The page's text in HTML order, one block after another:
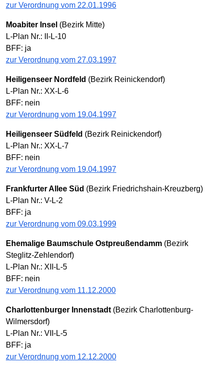
zur Verordnung vom 22.01.1996
Moabiter Insel (Bezirk Mitte)
L-Plan Nr.: II-L-10
BFF: ja
zur Verordnung vom 27.03.1997
Heiligenseer Nordfeld (Bezirk Reinickendorf)
L-Plan Nr.: XX-L-6
BFF: nein
zur Verordnung vom 19.04.1997
Heiligenseer Südfeld (Bezirk Reinickendorf)
L-Plan Nr.: XX-L-7
BFF: nein
zur Verordnung vom 19.04.1997
Frankfurter Allee Süd (Bezirk Friedrichshain-Kreuzberg)
L-Plan Nr.: V-L-2
BFF: ja
zur Verordnung vom 09.03.1999
Ehemalige Baumschule Ostpreußendamm (Bezirk
Steglitz-Zehlendorf)
L-Plan Nr.: XII-L-5
BFF: nein
zur Verordnung vom 11.12.2000
Charlottenburger Innenstadt (Bezirk Charlottenburg-
Wilmersdorf)
L-Plan Nr.: VII-L-5
BFF: ja
zur Verordnung vom 12.12.2000